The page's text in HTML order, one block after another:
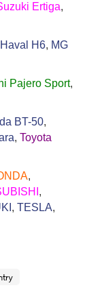
Ertiga,
Haval H6, MG
Pajero Sport,
BT-50,
, Toyota
,
,
, TESLA,